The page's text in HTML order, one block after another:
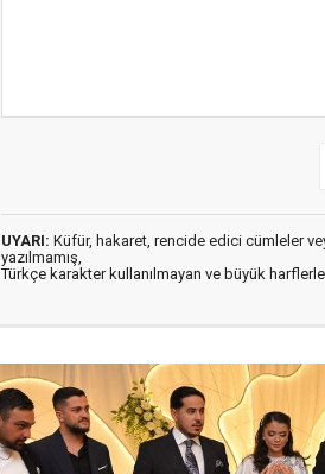
UYARI: Küfür, hakaret, rencide edici cümleler
yazılmamış,
Türkçe karakter kullanılmayan ve büyük